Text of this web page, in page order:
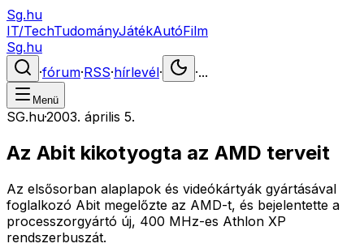
Sg.hu
IT/TechTudományJátékAutóFilm
Sg.hu
·fórum·RSS·hírlevél· ·...
Menü
SG.hu·2003. április 5.
Az Abit kikotyogta az AMD terveit
Az elsősorban alaplapok és videókártyák gyártásával
foglalkozó Abit megelőzte az AMD-t, és bejelentette a
processzorgyártó új, 400 MHz-es Athlon XP
rendszerbuszát.